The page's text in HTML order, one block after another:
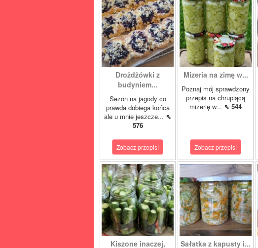
Drożdżówki z
budyniem...
Sezon na jagody co
prawda dobiega końca
ale u mnie jeszcze... ⇖
576
Zobacz przepis!
Mizeria na zimę w...
Poznaj mój sprawdzony
przepis na chrupiącą
mizerię w... ⇖ 544
Zobacz przepis!
Kiszone inaczej, Sałatka z kapusty i...